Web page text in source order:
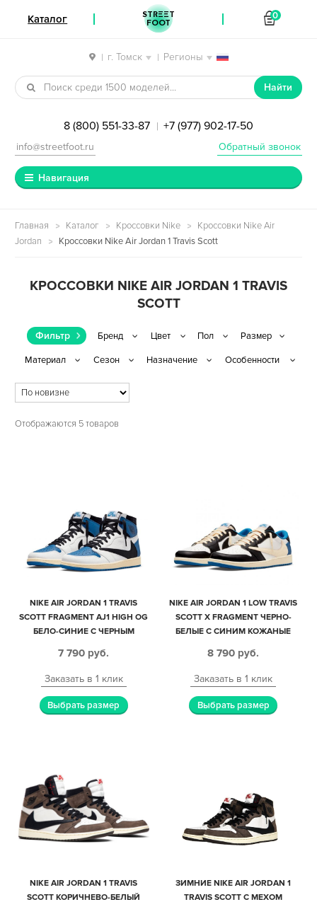
| г. Томск | Регионы
Перейти к навигации
Перейти к содержимому
Найти
8 (800) 551-33-87 | +7 (977) 902-17-50
Обратный звонок
info@streetfoot.ru
Навигация
Главная Каталог Кроссовки Nike
Кроссовки Nike Air
Jordan
Кроссовки Nike Air Jordan 1 Travis Scott
КРОССОВКИ NIKE AIR JORDAN 1 TRAVIS
SCOTT
Фильтр
Отображаются 5 товаров
NIKE AIR JORDAN 1 TRAVIS
SCOTT FRAGMENT AJ1 HIGH OG
БЕЛО-СИНИЕ С ЧЕРНЫМ
7 790 руб.
Заказать в 1 клик
Выбрать размер
NIKE AIR JORDAN 1 LOW TRAVIS
SCOTT X FRAGMENT ЧЕРНО-
БЕЛЫЕ С СИНИМ КОЖАНЫЕ
8 790 руб.
Заказать в 1 клик
Выбрать размер
NIKE AIR JORDAN 1 TRAVIS
SCOTT КОРИЧНЕВО-БЕЛЫЙ
ЗИМНИЕ NIKE AIR JORDAN 1
TRAVIS SCOTT С МЕХОМ
Каталог STREET
FOOT
0